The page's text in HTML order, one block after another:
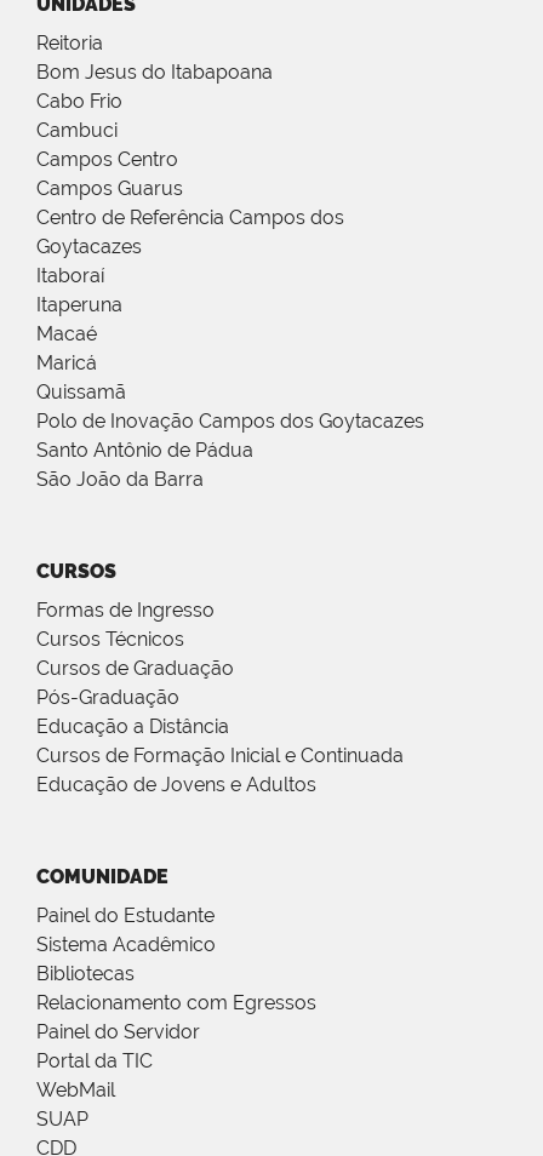
Reitoria
Bom Jesus do Itabapoana
Cabo Frio
Cambuci
Campos Centro
Campos Guarus
Centro de Referência Campos dos
Goytacazes
Itaboraí
Itaperuna
Macaé
Maricá
Quissamã
Polo de Inovação Campos dos Goytacazes
Santo Antônio de Pádua
São João da Barra
CURSOS
Formas de Ingresso
Cursos Técnicos
Cursos de Graduação
Pós-Graduação
Educação a Distância
Cursos de Formação Inicial e Continuada
Educação de Jovens e Adultos
COMUNIDADE
Painel do Estudante
Sistema Acadêmico
Bibliotecas
Relacionamento com Egressos
Painel do Servidor
Portal da TIC
WebMail
SUAP
CDD